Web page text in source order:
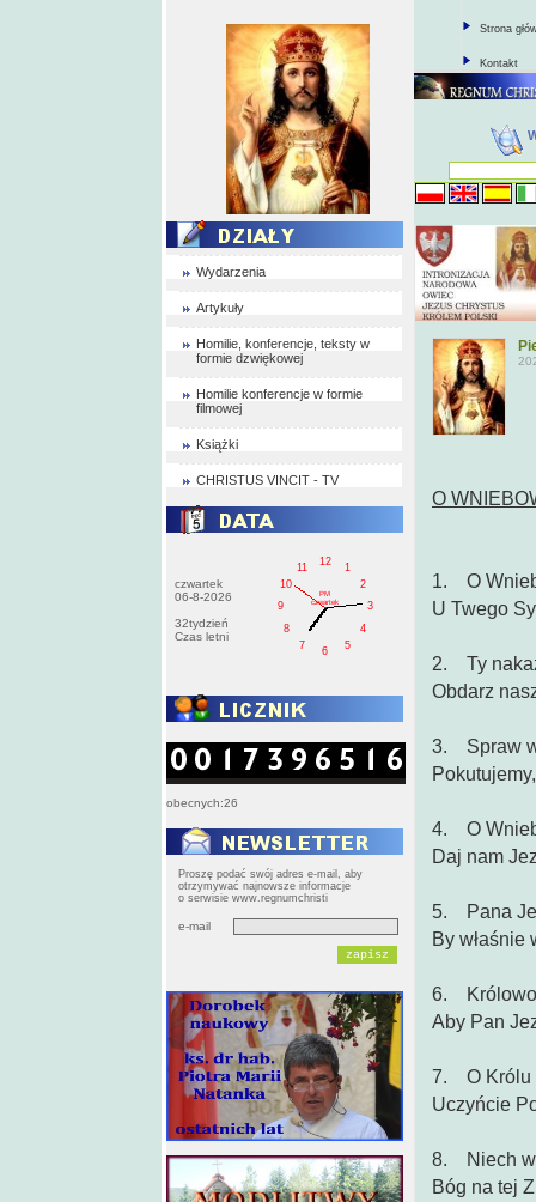
Wydarzenia
Artykuły
Homilie, konferencje, teksty w
formie dzwiękowej
Homilie konferencje w formie
filmowej
Książki
CHRISTUS VINCIT - TV
czwartek
06-8-2026
32tydzień
Czas letni
1
2
3
4
5
6
7
8
9
10
11
12
PM
czwartek
obecnych:26
Proszę podać swój adres e-mail, aby
otrzymywać najnowsze informacje
o serwisie www.regnumchristi
e-mail
Strona
Kontakt
O
1. O
U Twego
2. Ty
Obdarz
3. Spraw
4. O
Daj nam
5. Pana
By właśnie
6. Królowo
Aby Pan
7. O Królu
Uczyńcie
8. Niech
Bóg na tej